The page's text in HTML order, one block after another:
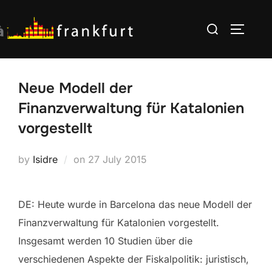
to
content
Search
Neue Modell der
Finanzverwaltung für Katalonien
vorgestellt
by Isidre on Posted
27 July 2015
DE: Heute wurde in Barcelona das neue Modell der
Finanzverwaltung für Katalonien vorgestellt.
Insgesamt werden 10 Studien über die
verschiedenen Aspekte der Fiskalpolitik: juristisch,